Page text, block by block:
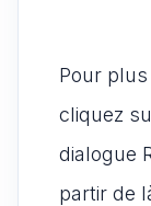
Pour
cliquez
dialogue
partir de